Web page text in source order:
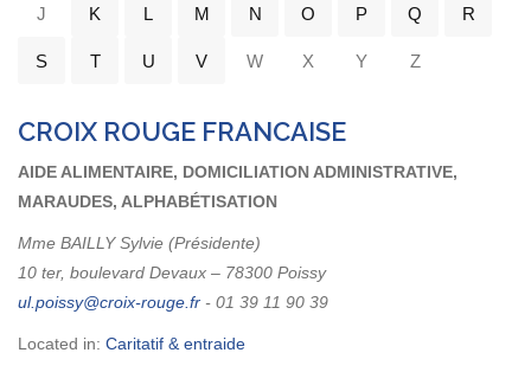
J K L M N O P Q R
S T U V W X Y Z
CROIX ROUGE FRANCAISE
AIDE ALIMENTAIRE, DOMICILIATION ADMINISTRATIVE,
MARAUDES, ALPHABÉTISATION
Mme BAILLY Sylvie (Présidente)
10 ter, boulevard Devaux – 78300 Poissy
- 01 39 11 90 39
Located in: Caritatif & entraide